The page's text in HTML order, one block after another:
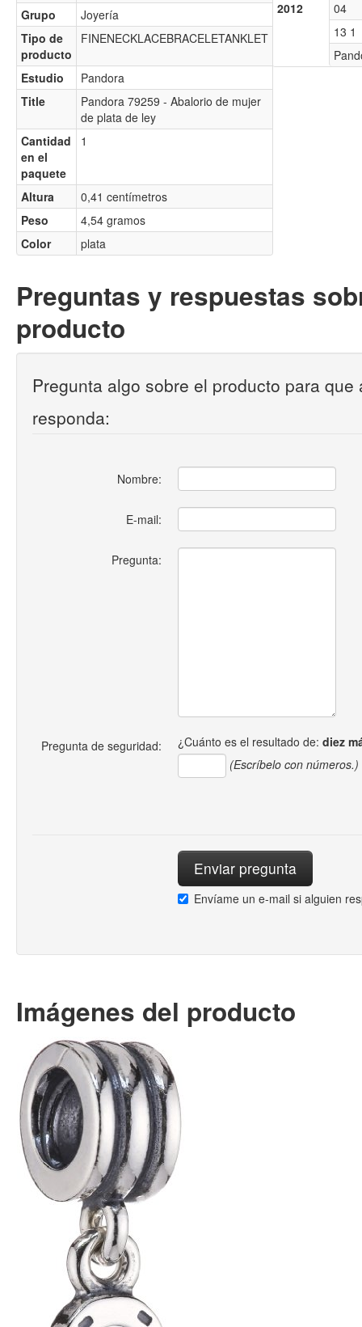
Grupo
Joyería
Tipo de
producto
FINENECKLACEBRACELETANKLET
Estudio
Pandora
Title
Pandora 79259 - Abalorio de mujer
de plata de ley
Cantidad
en el
paquete
1
Altura
0,41 centímetros
Peso
4,54 gramos
Color
plata
2012
04
13 1
Preguntas y respuestas
producto
Pregunta algo sobre el producto para que
responda:
Nombre:
E-mail:
Pregunta:
Pregunta de seguridad: ¿Cuánto es el resultado de: diez
(Escríbelo con números.)
Envíame un e-mail si alguien
Imágenes del producto